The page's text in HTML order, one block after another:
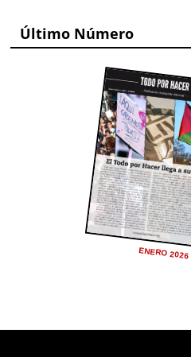
Último Número
ENERO 2026